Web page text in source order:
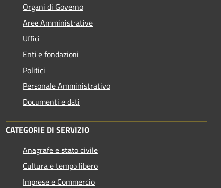
Organi di Governo
Aree Amministrative
Uffici
Enti e fondazioni
Politici
Personale Amministrativo
Documenti e dati
CATEGORIE DI SERVIZIO
Anagrafe e stato civile
Cultura e tempo libero
Imprese e Commercio